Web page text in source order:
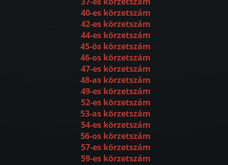
40-es körzetszám
42-es körzetszám
44-es körzetszám
45-ös körzetszám
46-os körzetszám
47-es körzetszám
48-as körzetszám
49-es körzetszám
52-es körzetszám
53-as körzetszám
54-es körzetszám
56-os körzetszám
57-es körzetszám
59-es körzetszám